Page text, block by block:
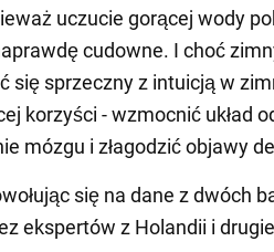
uczucie gorącej wody
cudowne. I choć
się sprzeczny z intuicją w
korzyści - wzmocnić układ
mózgu i złagodzić objawy
się na dane z dwóch
ekspertów z Holandii i